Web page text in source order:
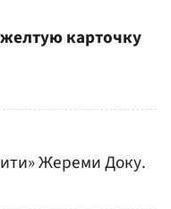
желтую карточку
Жереми Доку.